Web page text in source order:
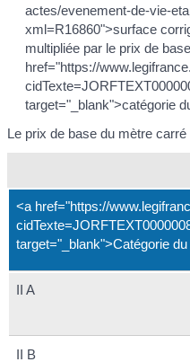
actes/evenement-de-vie-
xml=R16860">surface
multipliée par le prix de
href="https://
target="_blank">catégorie
Le prix de base du mètre
<a href="https://
target="_blank">Catégorie
II A
II B